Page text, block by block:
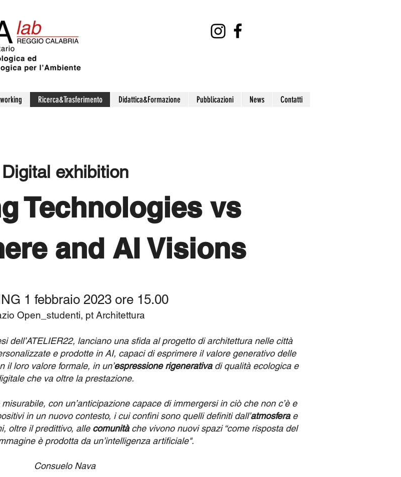
Ricerca&Trasferimento Didattica&Formazione Pubblicazioni News Contatti
Digital exhibition
Technologies vs
and AI Visions
1 febbraio 2023 ore 15.00
Open_studenti, pt Architettura
dell’ATELIER22, lanciano una sfida al progetto di architettura nelle città
e prodotte in AI, capaci di esprimere il valore generativo delle
il loro valore formale, in un’espressione rigenerativadi qualità ecologica e
che va oltre la prestazione.
con un’anticipazione capace di immergersi in ciò che non c’è e
in un nuovo contesto, i cui confini sono quelli definiti dall’atmosferae
oltre il predittivo, alle comunitàche vivono nuovi spazi “come risposta del
è prodotta da un’intelligenza artificiale".
Consuelo Nava